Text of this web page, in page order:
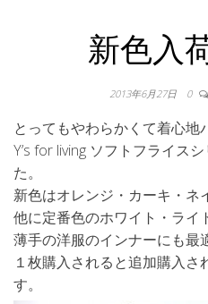
新色入
2013年6月27日 0
とってもやわらかくて着心地
Y’s for living ソフトフライス
た。
新色はオレンジ・カーキ・ネ
他に定番色のホワイト・ライ
薄手の洋服のインナーにも最
１枚購入されると追加購入
す。